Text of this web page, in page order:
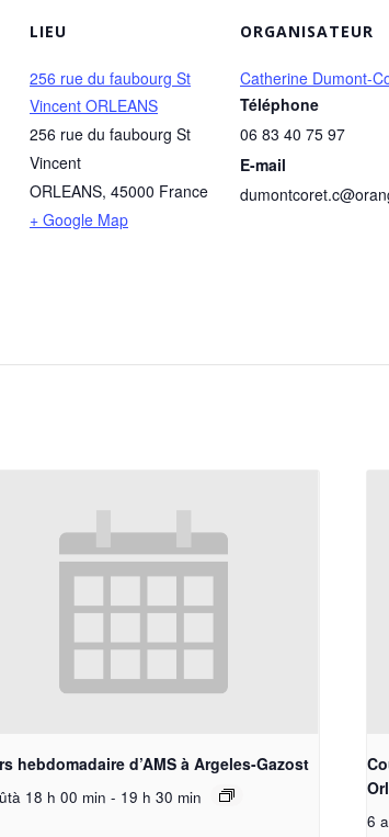
LIEU
256 rue du faubourg St
Vincent ORLEANS
256 rue du faubourg St
Vincent
ORLEANS, 45000 France
+ Google Map
ORGANISATEUR
Catherine Dumont-
Téléphone
06 83 40 75 97
E-mail
hebdomadaire d’AMS à Argeles-Gazost
18 h 00 min - 19 h 30 min
6